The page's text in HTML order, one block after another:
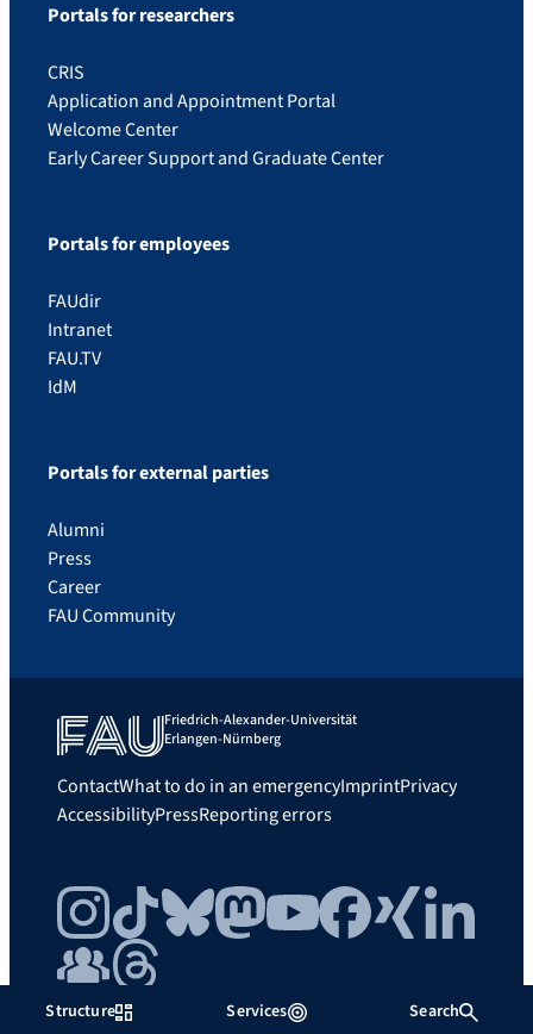
Services
Structure Search
Portals for researchers
CRIS
Application and Appointment Portal
Welcome Center
Early Career Support and Graduate Center
Portals for employees
FAUdir
Intranet
FAU.TV
IdM
Portals for external parties
Alumni
Press
Career
FAU Community
Friedrich-Alexander-Universität
Erlangen-Nürnberg
ContactWhat to do in an emergencyImprintPrivacy
AccessibilityPressReporting errors
InstagramTikTokBlueskyMastodonYouTubeFacebook
Xing
LinkedIn
FAU Community
Threads